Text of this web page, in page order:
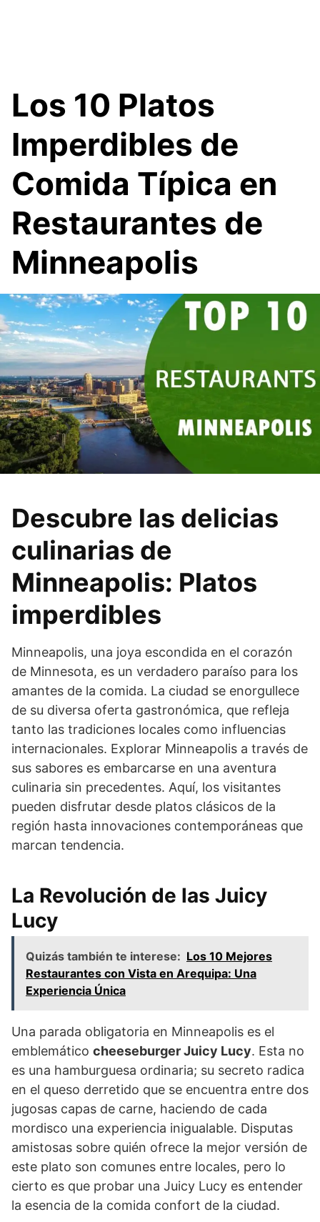
Los 10 Platos
Imperdibles de
Comida Típica en
Restaurantes de
Minneapolis
Descubre las delicias
culinarias de
Minneapolis: Platos
imperdibles
Minneapolis, una joya escondida en el corazón
de Minnesota, es un verdadero paraíso para los
amantes de la comida. La ciudad se enorgullece
de su diversa oferta gastronómica, que refleja
tanto las tradiciones locales como influencias
internacionales. Explorar Minneapolis a través de
sus sabores es embarcarse en una aventura
culinaria sin precedentes. Aquí, los visitantes
pueden disfrutar desde platos clásicos de la
región hasta innovaciones contemporáneas que
marcan tendencia.
La Revolución de las Juicy
Lucy
Quizás también te interese: Los 10 Mejores
Restaurantes con Vista en Arequipa: Una
Experiencia Única
Una parada obligatoria en Minneapolis es el
emblemático cheeseburger Juicy Lucy. Esta no
es una hamburguesa ordinaria; su secreto radica
en el queso derretido que se encuentra entre dos
jugosas capas de carne, haciendo de cada
mordisco una experiencia inigualable. Disputas
amistosas sobre quién ofrece la mejor versión de
este plato son comunes entre locales, pero lo
cierto es que probar una Juicy Lucy es entender
la esencia de la comida confort de la ciudad.